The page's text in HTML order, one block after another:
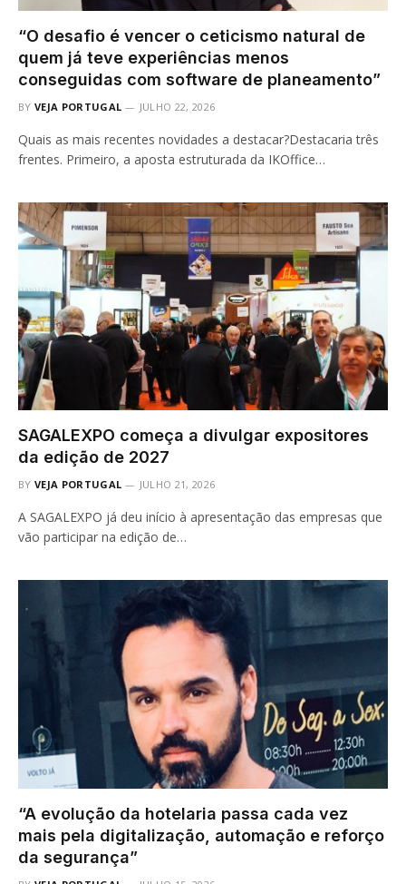
“O desafio é vencer o ceticismo natural de
quem já teve experiências menos
conseguidas com software de planeamento”
BY VEJA PORTUGAL JULHO 22, 2026
Quais as mais recentes novidades a destacar?Destacaria três
frentes. Primeiro, a aposta estruturada da IKOffice…
SAGALEXPO começa a divulgar expositores
da edição de 2027
BY VEJA PORTUGAL JULHO 21, 2026
A SAGALEXPO já deu início à apresentação das empresas que
vão participar na edição de…
“A evolução da hotelaria passa cada vez
mais pela digitalização, automação e reforço
da segurança”